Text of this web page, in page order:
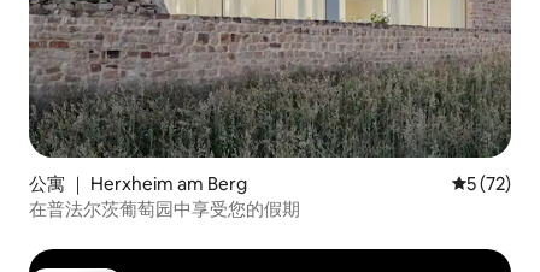
公寓 ｜ Herxheim am Berg 平均评分
5 (72)
在普法尔茨葡萄园中享受您的假期